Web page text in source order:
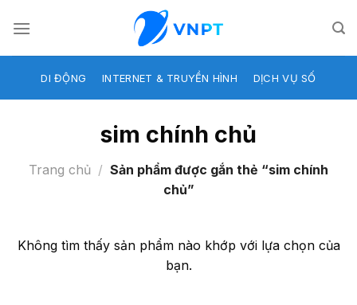
DI ĐỘNG INTERNET & TRUYỀN HÌNH DỊCH VỤ SỐ
sim chính chủ
Trang chủ / Sản phẩm được gắn thẻ “sim chính
chủ”
Không tìm thấy sản phẩm nào khớp với lựa chọn của
bạn.